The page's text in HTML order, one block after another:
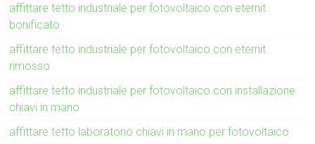
affittare tetto industriale per fotovoltaico con eternit
bonificato
affittare tetto industriale per fotovoltaico con eternit
rimosso
affittare tetto industriale per fotovoltaico con installazione
chiavi in mano
affittare tetto laboratorio chiavi in mano per fotovoltaico